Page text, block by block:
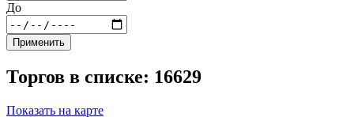
До
Применить
Торгов в списке: 16629
Показать на карте